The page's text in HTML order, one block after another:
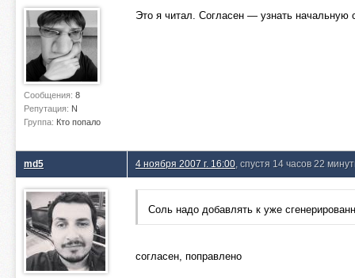
Сообщения: 8
Репутация: N
Группа: Кто попало
Это я читал. Согласен — узнать начальную
md5 4 ноября 2007 г. 16:00 , спустя 14 часов 22
Соль надо добавлять к уже
согласен, поправлено